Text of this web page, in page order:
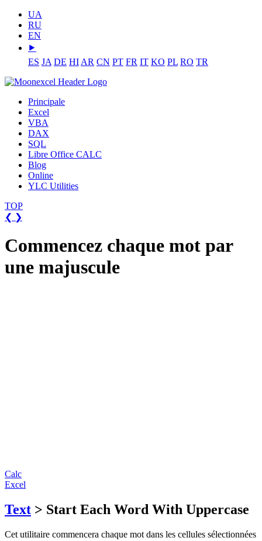
UA
RU
EN
⯈
ES JA DE HI AR CN PT FR IT KO PL RO TR
Principale
Excel
VBA
DAX
SQL
Libre Office CALC
Blog
Online
YLC Utilities
TOP
❮ ❯
Commencez chaque mot par
une majuscule
Calc
Excel
Text > Start Each Word With Uppercase
Cet utilitaire commencera chaque mot dans les cellules sélectionnées